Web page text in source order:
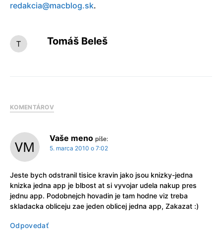
redakcia@macblog.sk.
Tomáš Beleš
KOMENTÁROV
Vaše meno píše:
5. marca 2010 o 7:02
Jeste bych odstranil tisice kravin jako jsou knizky-jedna
knizka jedna app je blbost at si vyvojar udela nakup pres
jednu app. Podobnejch hovadin je tam hodne viz treba
skladacka obliceju zae jeden oblicej jedna app, Zakazat :)
Odpovedať